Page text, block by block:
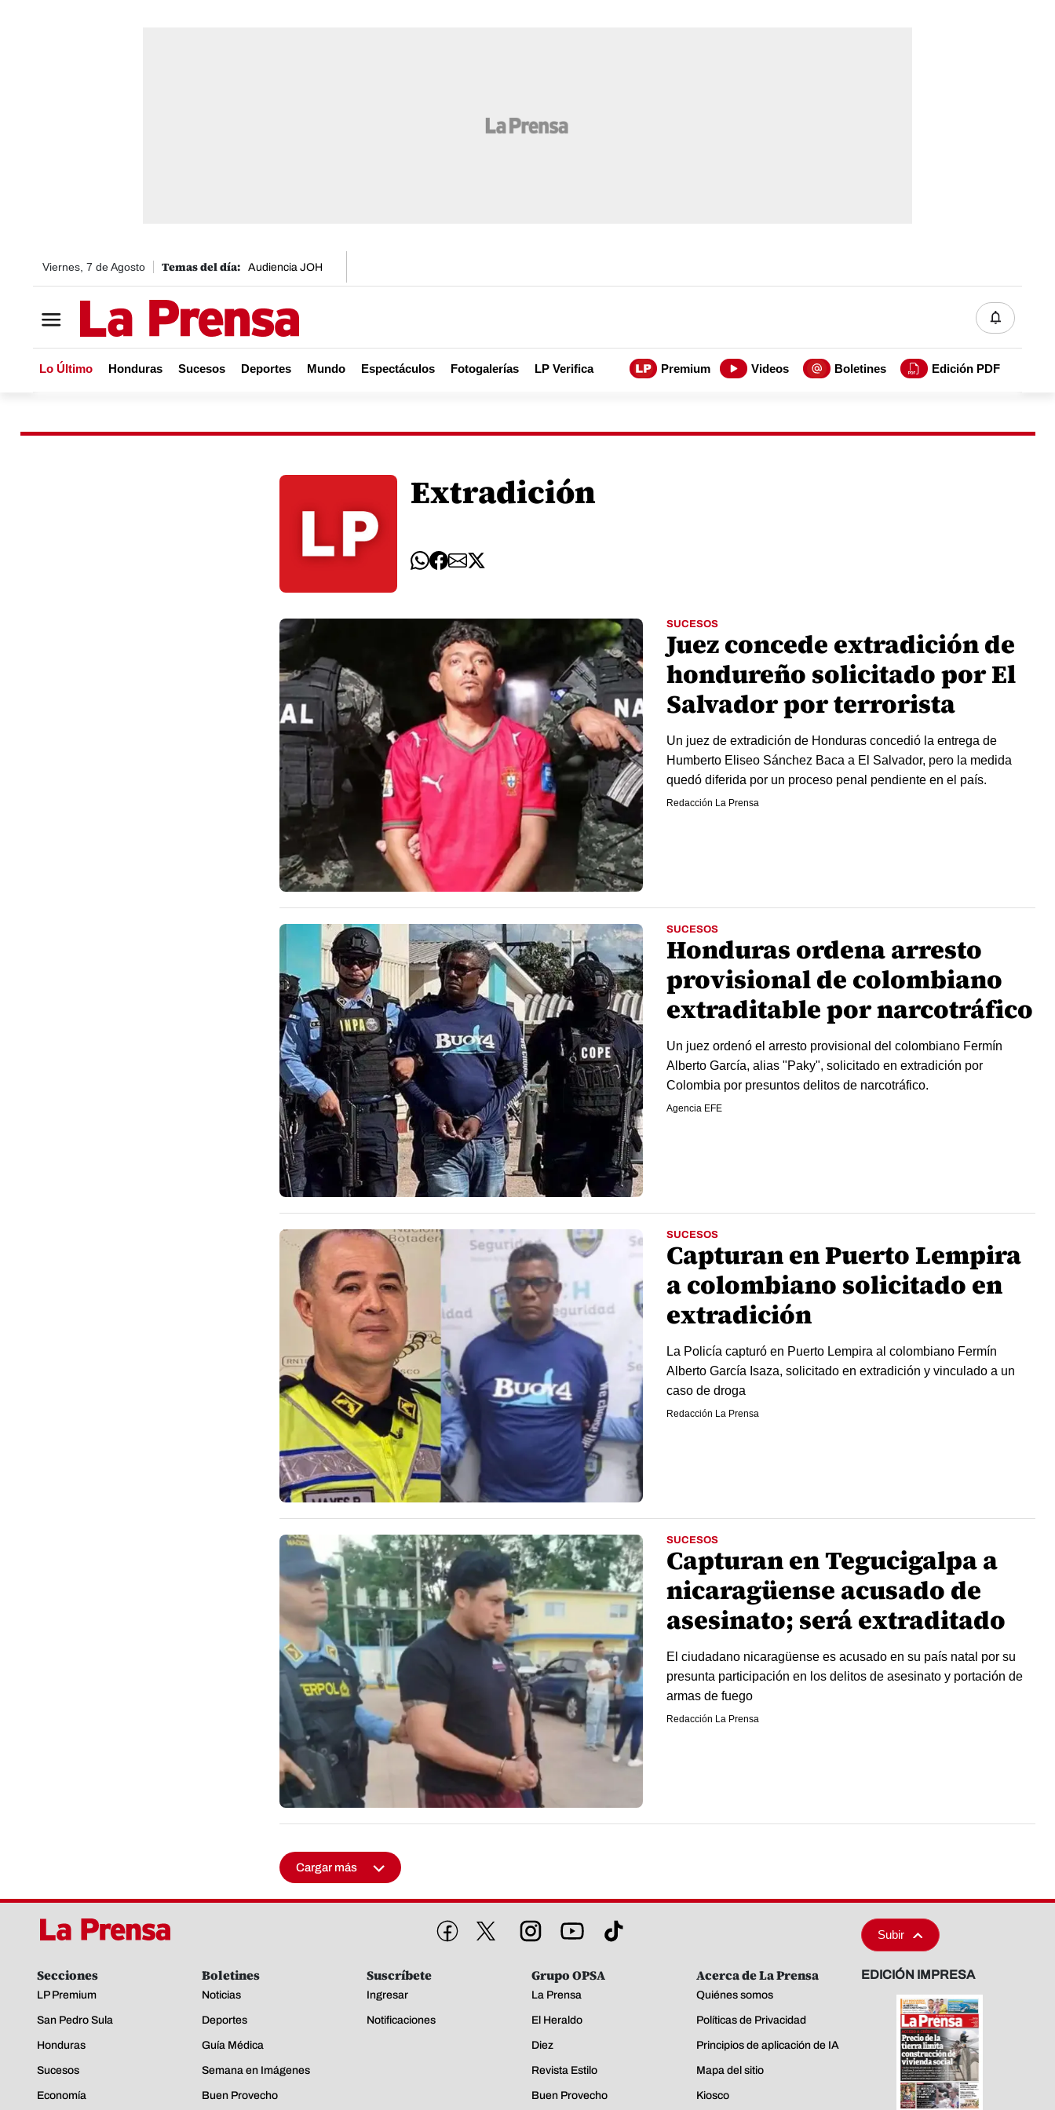
Viernes, 7 de Agosto Audiencia JOH
Lo Último Honduras Sucesos Deportes Mundo Espectáculos Fotogalerías LP Verifica Premium Videos Boletines Edición PDF
Extradición
SUCESOS
Juez concede extradición de
hondureño solicitado por El
Salvador por terrorista
Un juez de extradición de Honduras concedió la entrega de
Humberto Eliseo Sánchez Baca a El Salvador, pero la medida
quedó diferida por un proceso penal pendiente en el país.
Redacción La Prensa
SUCESOS
Honduras ordena arresto
provisional de colombiano
extraditable por narcotráfico
Un juez ordenó el arresto provisional del colombiano Fermín
Alberto García, alias "Paky", solicitado en extradición por
Colombia por presuntos delitos de narcotráfico.
Agencia EFE
SUCESOS
Capturan en Puerto Lempira
a colombiano solicitado en
extradición
La Policía capturó en Puerto Lempira al colombiano Fermín
Alberto García Isaza, solicitado en extradición y vinculado a un
caso de droga
Redacción La Prensa
SUCESOS
Capturan en Tegucigalpa a
nicaragüense acusado de
asesinato; será extraditado
El ciudadano nicaragüense es acusado en su país natal por su
presunta participación en los delitos de asesinato y portación de
armas de fuego
Redacción La Prensa
Cargar más
Subir
Secciones
LP Premium
San Pedro Sula
Honduras
Sucesos
Economía
Boletines
Noticias
Deportes
Guía Médica
Semana en Imágenes
Buen Provecho
Suscríbete
Ingresar
Notificaciones
Grupo OPSA
La Prensa
El Heraldo
Diez
Revista Estilo
Buen Provecho
Acerca de La Prensa
Quiénes somos
Políticas de Privacidad
Principios de aplicación de IA
Mapa del sitio
Kiosco
EDICIÓN IMPRESA